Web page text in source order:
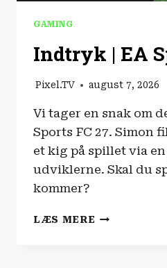
GAMING
Indtryk | EA
Pixel.TV august 7, 2026
Vi tager en snak om
Sports FC 27. Simon
et kig på spillet via
udviklerne. Skal du
kommer?
LÆS MERE INDTRYK